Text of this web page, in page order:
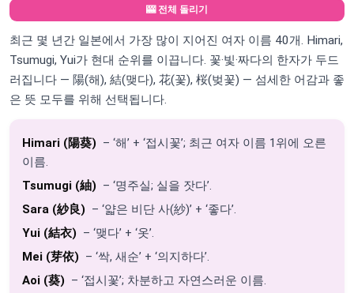
🎰 전체 돌리기
최근 몇 년간 일본에서 가장 많이 지어진 여자 이름 40개. Himari,
Tsumugi, Yui가 현대 순위를 이끕니다. 꽃·빛·짜다의 한자가 두드
러집니다 — 陽(해), 結(맺다), 花(꽃), 桜(벚꽃) — 섬세한 어감과 좋
은 뜻 모두를 위해 선택됩니다.
Himari (陽葵) – ‘해’ + ‘접시꽃’; 최근 여자 이름 1위에 오른
이름.
Tsumugi (紬) – ‘명주실; 실을 잣다’.
Sara (紗良) – ‘얇은 비단 사(紗)’ + ‘좋다’.
Yui (結衣) – ‘맺다’ + ‘옷’.
Mei (芽依) – ‘싹, 새순’ + ‘의지하다’.
Aoi (葵) – ‘접시꽃’; 차분하고 자연스러운 이름.